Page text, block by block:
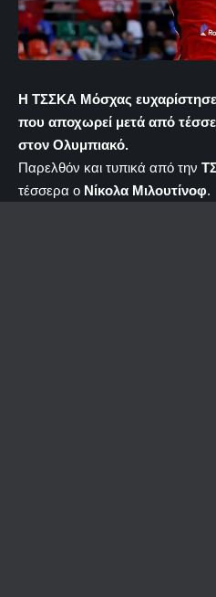
Η ΤΣΣΚΑ Μόσχας ευχαρίστησε
που αποχωρεί μετά από
στον Ολυμπιακό.
Παρελθόν και τυπικά από την
τέσσερα ο Νίκολα Μιλουτίνοφ.